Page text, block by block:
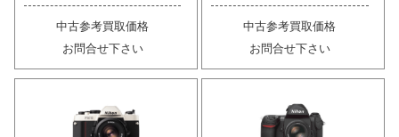
中古参考買取価格
お問合せ下さい
中古参考買取価格
お問合せ下さい